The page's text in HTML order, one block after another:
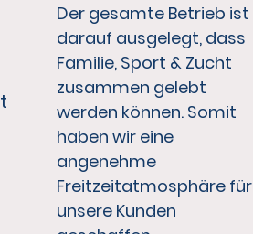
Der gesamte Betrieb ist
darauf ausgelegt, dass
Familie, Sport & Zucht
zusammen gelebt
werden können. Somit
haben wir eine
angenehme
Freitzeitatmosphäre für
unsere Kunden